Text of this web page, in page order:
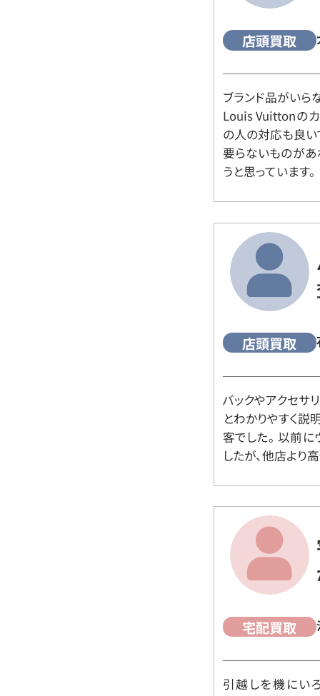
店頭買取
ブランド品がいら
Louis Vuittonの
の人の対応も良い
要らないものがあ
うと思っています。
店頭買取
バックやアクセサ
とわかりやすく説
客でした。 以前
したが、他店より
宅配買取
引越しを機にい